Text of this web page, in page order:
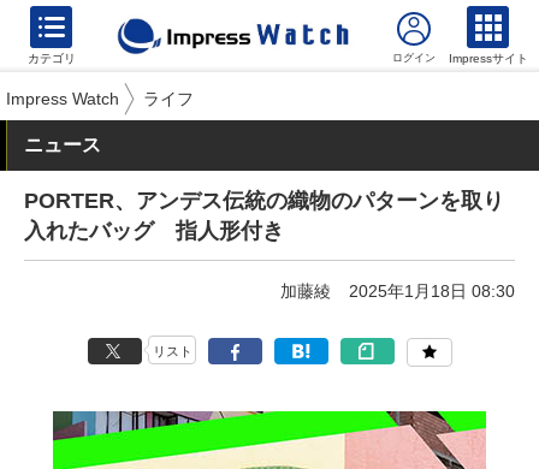
カテゴリ Impressサイト
Impress Watch ライフ
ニュース
PORTER、アンデス伝統の織物のパターンを取り
入れたバッグ 指人形付き
加藤綾 2025年1月18日 08:30
リスト